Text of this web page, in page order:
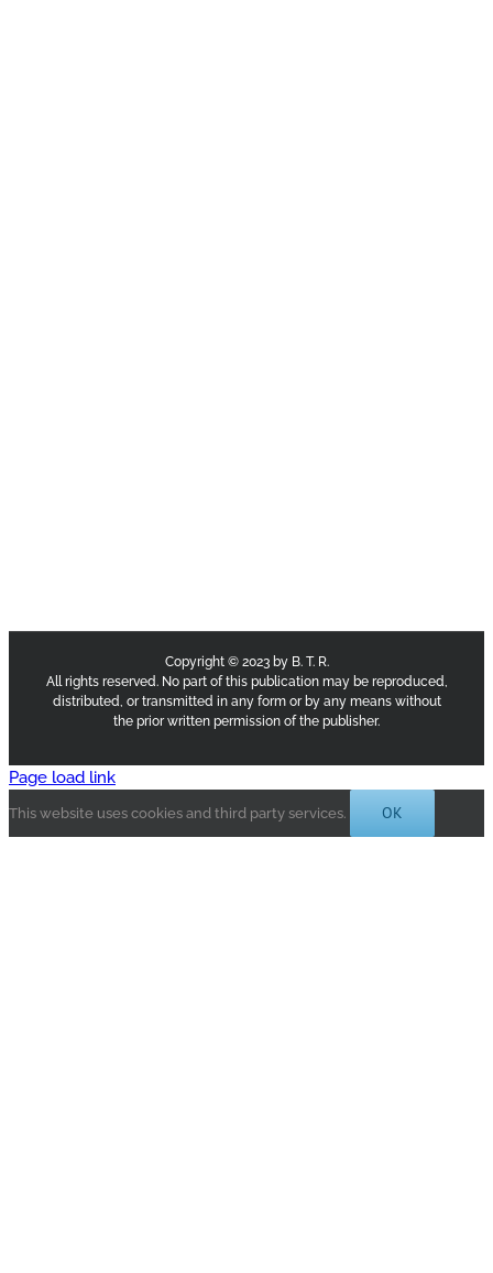
Copyright © 2023 by B. T. R.
All rights reserved. No part of this publication may be reproduced,
distributed, or transmitted in any form or by any means without
the prior written permission of the publisher.
Page load link
This website uses cookies and third party services. OK